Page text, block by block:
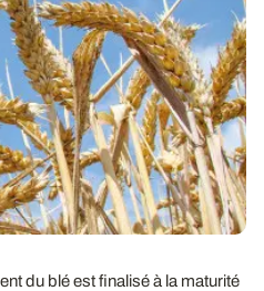
du blé est finalisé à la maturité